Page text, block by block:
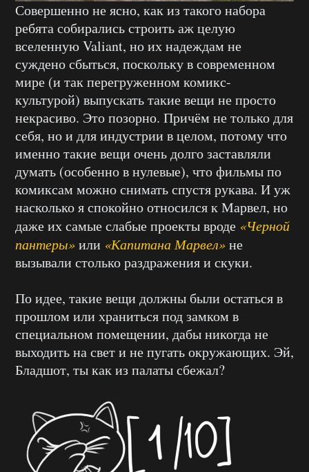
Совершенно не ясно, как из такого набора
ребята собирались строить аж целую
вселенную Valiant, но их надеждам не
суждено сбыться, поскольку в современном
мире (и так перегруженном комикс-
культурой) выпускать такие вещи не просто
некрасиво. Это позорно. Причём не только для
себя, но и для индустрии в целом, потому что
именно такие вещи очень долго заставляли
думать (особенно в нулевые), что фильмы по
комиксам можно снимать спустя рукава. И уж
насколько я спокойно относился к Марвел, но
даже их самые слабые проекты вроде «Черной
пантеры»или «Капитана Марвел»не
вызывали столько раздражения и скуки.
По идее, такие вещи должны были остаться в
прошлом или храниться под замком в
специальном помещении, дабы никогда не
выходить на свет и не пугать окружающих. Эй,
Бладшот, ты как из палаты сбежал?